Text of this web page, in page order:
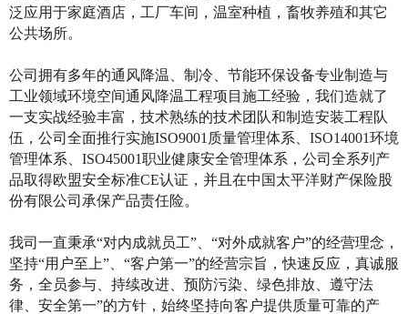
泛应用于家庭酒店，工厂车间，温室种植，畜牧养殖和其它
公共场所。
公司拥有多年的通风降温、制冷、节能环保设备专业制造与
工业领域环境空间通风降温工程项目施工经验，我们造就了
一支实战经验丰富，技术熟练的技术团队和制造安装工程队
伍，公司全面推行实施ISO9001质量管理体系、ISO14001环境
管理体系、ISO45001职业健康安全管理体系，公司全系列产
品取得欧盟安全标准CE认证，并且在中国太平洋财产保险股
份有限公司承保产品责任险。
我司一直秉承“对内成就员工”、“对外成就客户”的经营理念，
坚持“用户至上”、“客户第一”的经营宗旨，快速反应，真诚服
务，全员参与、持续改进、预防污染、绿色排放、遵守法
律、安全第一”的方针，始终坚持向客户提供质量可靠的产